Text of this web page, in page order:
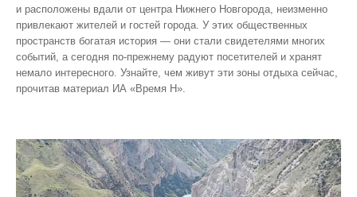
и расположены вдали от центра Нижнего Новгорода, неизменно
привлекают жителей и гостей города. У этих общественных
пространств богатая история — они стали свидетелями многих
событий, а сегодня по‑прежнему радуют посетителей и хранят
немало интересного. Узнайте, чем живут эти зоны отдыха сейчас,
прочитав материал ИА «Время Н».